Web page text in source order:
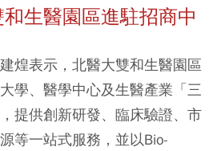
生醫園區進駐招商中
煌表示，北醫大雙和生醫園區
學、醫學中心及生醫產業「三
提供創新研發、臨床驗證、市
等一站式服務，並以Bio-